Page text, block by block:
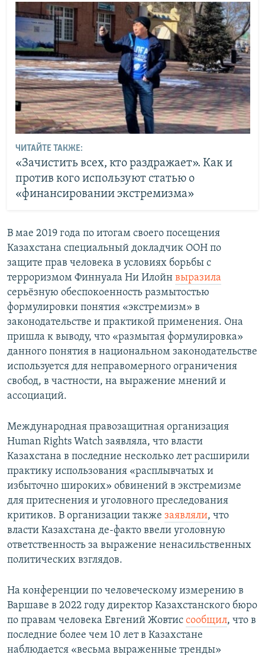
ЧИТАЙТЕ ТАКЖЕ:
«Зачистить всех, кто раздражает». Как и
против кого используют статью о
«финансировании экстремизма»
В мае 2019 года по итогам своего посещения
Казахстана специальный докладчик ООН по
защите прав человека в условиях борьбы с
терроризмом Финнуала Ни Илойн выразила
серьёзную обеспокоенность размытостью
формулировки понятия «экстремизм» в
законодательстве и практикой применения. Она
пришла к выводу, что «размытая формулировка»
данного понятия в национальном законодательстве
используется для неправомерного ограничения
свобод, в частности, на выражение мнений и
ассоциаций.
Международная правозащитная организация
Human Rights Watch заявляла, что власти
Казахстана в последние несколько лет расширили
практику использования «расплывчатых и
избыточно широких» обвинений в экстремизме
для притеснения и уголовного преследования
критиков. В организации также заявляли, что
власти Казахстана де-факто ввели уголовную
ответственность за выражение ненасильственных
политических взглядов.
На конференции по человеческому измерению в
Варшаве в 2022 году директор Казахстанского бюро
по правам человека Евгений Жовтис сообщил, что в
последние более чем 10 лет в Казахстане
наблюдается «весьма выраженные тренды»